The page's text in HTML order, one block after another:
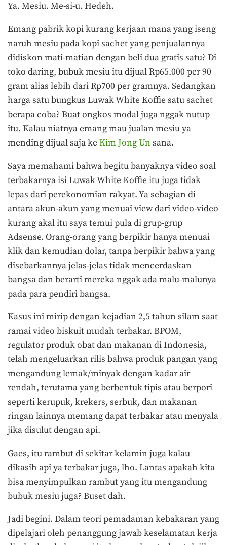
Ya. Mesiu. Me-si-u. Hedeh.
Emang pabrik kopi kurang kerjaan mana yang iseng
naruh mesiu pada kopi sachet yang penjualannya
didiskon mati-matian dengan beli dua gratis satu? Di
toko daring, bubuk mesiu itu dijual Rp65.000 per 90
gram alias lebih dari Rp700 per gramnya. Sedangkan
harga satu bungkus Luwak White Koffie satu sachet
berapa coba? Buat ongkos modal juga nggak nutup
itu. Kalau niatnya emang mau jualan mesiu ya
mending dijual saja ke Kim Jong Un sana.
Saya memahami bahwa begitu banyaknya video soal
terbakarnya isi Luwak White Koffie itu juga tidak
lepas dari perekonomian rakyat. Ya sebagian di
antara akun-akun yang menuai view dari video-video
kurang akal itu saya temui pula di grup-grup
Adsense. Orang-orang yang berpikir hanya menuai
klik dan kemudian dolar, tanpa berpikir bahwa yang
disebarkannya jelas-jelas tidak mencerdaskan
bangsa dan berarti mereka nggak ada malu-malunya
pada para pendiri bangsa.
Kasus ini mirip dengan kejadian 2,5 tahun silam saat
ramai video biskuit mudah terbakar. BPOM,
regulator produk obat dan makanan di Indonesia,
telah mengeluarkan rilis bahwa produk pangan yang
mengandung lemak/minyak dengan kadar air
rendah, terutama yang berbentuk tipis atau berpori
seperti kerupuk, krekers, serbuk, dan makanan
ringan lainnya memang dapat terbakar atau menyala
jika disulut dengan api.
Gaes, itu rambut di sekitar kelamin juga kalau
dikasih api ya terbakar juga, lho. Lantas apakah kita
bisa menyimpulkan rambut yang itu mengandung
bubuk mesiu juga? Buset dah.
Jadi begini. Dalam teori pemadaman kebakaran yang
dipelajari oleh penanggung jawab keselamatan kerja